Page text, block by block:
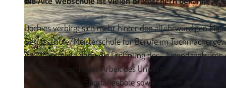
CC-BY-SA
Doch es verbirgt sich mehr hinter den altehrwürdigen
Berufsschule/Meisterschule für Berufe im
Ab 1981 erfolgte dann die Eröffnung des
den Schwerpunkt der Arbeit des Universum e.V. an
Veranstaltungen, Sportangebote sowie diverse